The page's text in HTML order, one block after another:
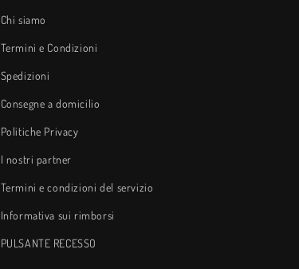
Chi siamo
Termini e Condizioni
Spedizioni
Consegne a domicilio
Politiche Privacy
I nostri partner
Termini e condizioni del servizio
Informativa sui rimborsi
PULSANTE RECESSO